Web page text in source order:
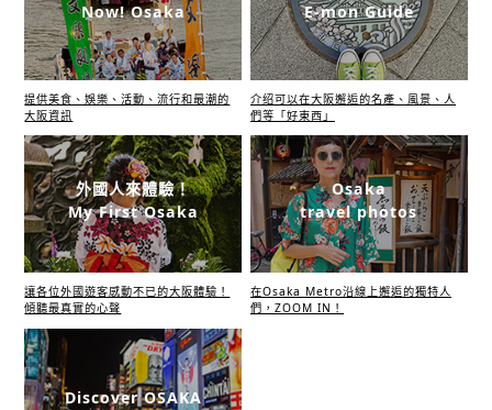
Now! Osaka
提供美食、娛樂、活動、流行和最潮的
大阪資訊
E-mon Guide
介绍可以在大阪邂逅的名產、風景、人
們等「好東西」
外國人來體驗！
My First Osaka
讓各位外國遊客感動不已的大阪體驗！
傾聽最真實的心聲
Osaka
travel photos
在Osaka Metro沿線上邂逅的獨特人
們，ZOOM IN！
Discover OSAKA